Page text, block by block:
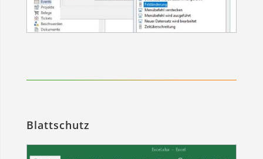
Blattschutz